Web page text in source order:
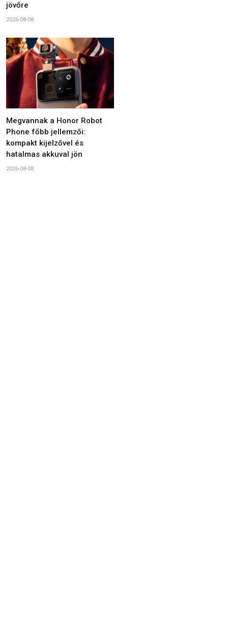
jövőre
2026-08-08
Megvannak a Honor Robot
Phone főbb jellemzői:
kompakt kijelzővel és
hatalmas akkuval jön
2026-08-08